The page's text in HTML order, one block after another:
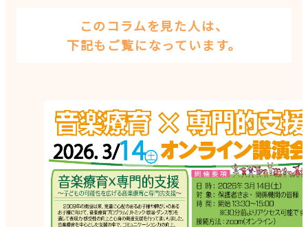
このコラムを見た人は、
下記もご覧になっています。